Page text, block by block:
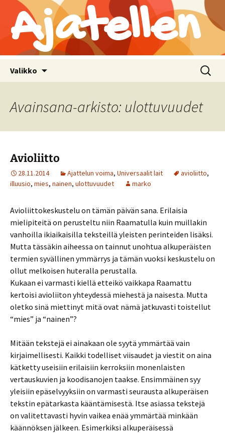
Ajatellen
Valikko Haku:
Avainsana-arkisto: ulottuvuudet
Avioliitto
28.11.2014 Ajattelun voima, Universaalit lait avioliitto,
illuusio, mies, nainen, ulottuvuudet marko
Avioliittokeskustelu on tämän päivän sana. Erilaisia
mielipiteitä on perusteltu niin Raamatulla kuin muillakin
vanhoilla ikiaikaisilla teksteillä yleisten perinteiden lisäksi.
Mutta tässäkin aiheessa on tainnut unohtua alkuperäisten
termien syvällinen ymmärrys ja tämän vuoksi keskustelu on
ollut melkoisen huteralla perustalla.
Kukaan ei varmasti kiellä etteikö vaikkapa Raamattu
kertoisi avioliiton yhteydessä miehestä ja naisesta. Mutta
oletko sinä miettinyt mitä ovat nämä jatkuvasti toistellut
“mies” ja “nainen”?
Mitään tekstejä ei ainakaan ole syytä ymmärtää vain
kirjaimellisesti. Kaikki todelliset viisaudet ja viestit on aina
kätketty useisiin erilaisiin kerroksiin monenlaisten
vertauskuvien ja koodisanojen taakse. Ensimmäinen syy
yleisiin epäselvyyksiin on varmasti seurausta alkuperäisen
tekstin epätarkasta kääntämisestä. Itse asiassa tekstejä
on valitettavasti hyvin vaikea enää ymmärtää minkään
käännöksen jälkeen. Esimerkiksi alkuperäisessä